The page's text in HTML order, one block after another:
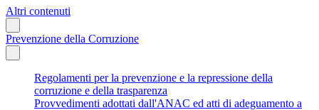
Altri contenuti
Prevenzione della Corruzione
Regolamenti per la prevenzione e la repressione della
corruzione e della trasparenza
Provvedimenti adottati dall'ANAC ed atti di adeguamento a